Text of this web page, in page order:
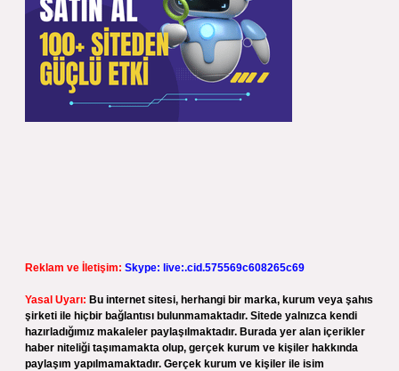
Reklam ve İletişim: Skype: live:.cid.575569c608265c69
Yasal Uyarı: Bu internet sitesi, herhangi bir marka, kurum veya şahıs
şirketi ile hiçbir bağlantısı bulunmamaktadır. Sitede yalnızca kendi
hazırladığımız makaleler paylaşılmaktadır. Burada yer alan içerikler
haber niteliği taşımamakta olup, gerçek kurum ve kişiler hakkında
paylaşım yapılmamaktadır. Gerçek kurum ve kişiler ile isim